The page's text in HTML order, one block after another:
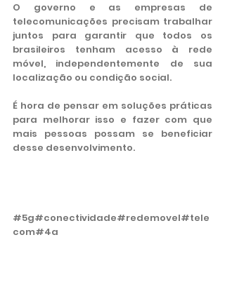
O governo e as empresas de
telecomunicações precisam trabalhar
juntos para garantir que todos os
brasileiros tenham acesso à rede
móvel, independentemente de sua
localização ou condição social.
É hora de pensar em soluções práticas
para melhorar isso e fazer com que
mais pessoas possam se beneficiar
desse desenvolvimento.
#5g#conectividade#redemovel#tele
com#4g